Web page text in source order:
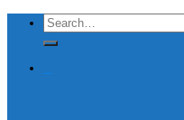
Skip
content
Search
for: